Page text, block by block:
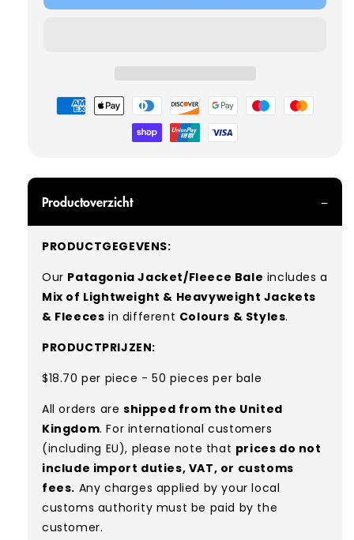
Betaalmethoden
Productoverzicht
PRODUCTGEGEVENS:
Our Patagonia Jacket/Fleece Bale includes a
Mix of Lightweight & Heavyweight Jackets
& Fleeces in different Colours & Styles.
PRODUCTPRIJZEN:
$18.70 per piece - 50 pieces per bale
All orders are shipped from the United
Kingdom. For international customers
(including EU), please note that prices do not
include import duties, VAT, or customs
fees. Any charges applied by your local
customs authority must be paid by the
customer.